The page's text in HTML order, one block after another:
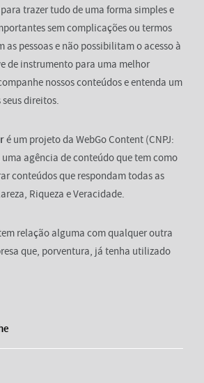
trazer tudo de uma forma simples e
sem complicações ou termos
as pessoas e não possibilitam o acesso à
de instrumento para uma melhor
nossos conteúdos e entenda um
direitos.
é um projeto da WebGo Content (CNPJ:
uma agência de conteúdo que tem como
conteúdos que respondam todas as
Riqueza e Veracidade.
relação alguma com qualquer outra
que, porventura, já tenha utilizado